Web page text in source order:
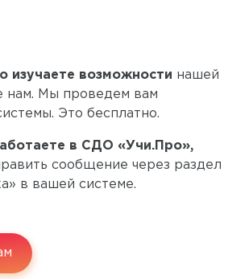
изучаете возможности нашей
нам. Мы проведем вам
Это бесплатно.
в СДО «Учи.Про»,
сообщение через раздел
в вашей системе.